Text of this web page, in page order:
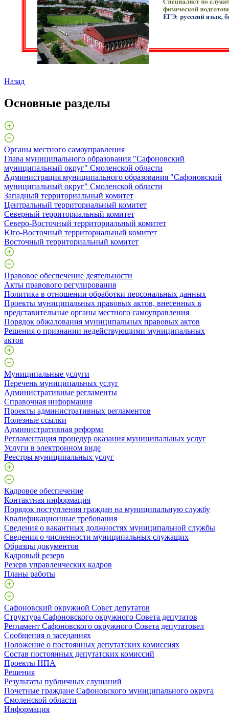
Назад
Основные разделы
Органы местного самоуправления
Глава муниципального образования "Сафоновский
муниципальный округ" Смоленской области
Администрация муниципального образования "Сафоновский
муниципальный округ" Смоленской области
Западный территориальный комитет
Центральный территориальный комитет
Северный территориальный комитет
Северо-Восточный территориальный комитет
Юго-Восточный территориальный комитет
Восточный территориальный комитет
Правовое обеспечение деятельности
Акты правового регулирования
Политика в отношении обработки персональных данных
Проекты муниципальных правовых актов, внесенных в
представительные органы местного самоуправления
Порядок обжалования муниципальных правовых актов
Решения о признании недействующими муниципальных
актов
Муниципальные услуги
Перечень муниципальных услуг
Административные регламенты
Справочная информация
Проекты административных регламентов
Полезные ссылки
Административная реформа
Регламентация процедур оказания муниципальных услуг
Услуги в электронном виде
Реестры муниципальных услуг
Кадровое обеспечение
Контактная информация
Порядок поступления граждан на муниципальную службу
Квалификационные требования
Сведения о вакантных должностях муниципальной службы
Сведения о численности муниципальных служащих
Образцы документов
Кадровый резерв
Резерв управленческих кадров
Планы работы
Сафоновский окружной Совет депутатов
Структура Сафоновского окружного Совета депутатов
Регламент Сафоновского окружного Совета депутатовел
Сообщения о заседаниях
Положение о постоянных депутатских комиссиях
Состав постоянных депутатских комиссий
Проекты НПА
Решения
Результаты публичных слушаний
Почетные граждане Сафоновского муниципального округа
Смоленской области
Информация